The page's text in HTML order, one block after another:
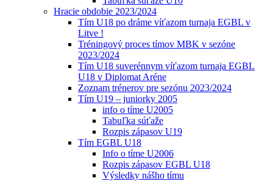
Hracie obdobie 2023/2024
Tím U18 po dráme víťazom turnaja EGBL v
Litve !
Tréningový proces tímov MBK v sezóne
2023/2024
Tím U18 suverénnym víťazom turnaja EGBL
U18 v Diplomat Aréne
Zoznam trénerov pre sezónu 2023/2024
Tím U19 – juniorky 2005
info o tíme U2005
Tabuľka súťaže
Rozpis zápasov U19
Tím EGBL U18
Info o tíme U2006
Rozpis zápasov EGBL U18
Výsledky nášho tímu